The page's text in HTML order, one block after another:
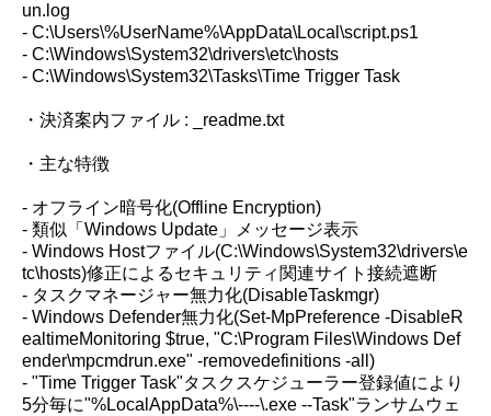
un.log
- C:\Users\%UserName%\AppData\Local\script.ps1
- C:\Windows\System32\drivers\etc\hosts
- C:\Windows\System32\Tasks\Time Trigger Task
・決済案内ファイル : _readme.txt
・主な特徴
- オフライン暗号化(Offline Encryption)
- 類似「Windows Update」メッセージ表示
- Windows Hostファイル(C:\Windows\System32\drivers\e
tc\hosts)修正によるセキュリティ関連サイト接続遮断
- タスクマネージャー無力化(DisableTaskmgr)
- Windows Defender無力化(Set-MpPreference -DisableR
ealtimeMonitoring $true, "C:\Program Files\Windows Def
ender\mpcmdrun.exe" -removedefinitions -all)
- "Time Trigger Task"タスクスケジューラー登録値により
5分毎に"%LocalAppData%\----\.exe --Task"ランサムウェ